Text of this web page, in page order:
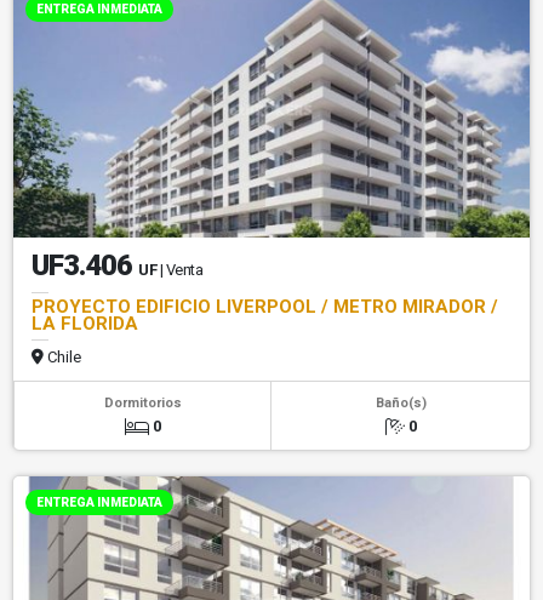
ENTREGA INMEDIATA
UF3.406 UF | Venta
PROYECTO EDIFICIO LIVERPOOL / METRO MIRADOR /
LA FLORIDA
Chile
Dormitorios
0
Baño(s)
0
ENTREGA INMEDIATA